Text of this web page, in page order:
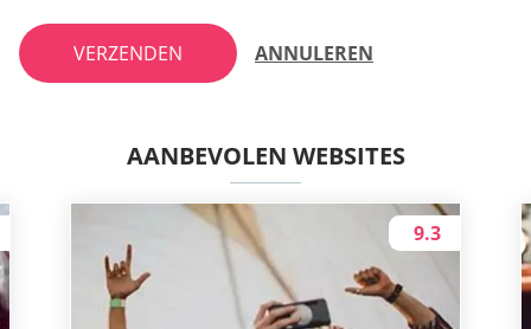
VERZENDEN ANNULEREN
AANBEVOLEN WEBSITES
9.3